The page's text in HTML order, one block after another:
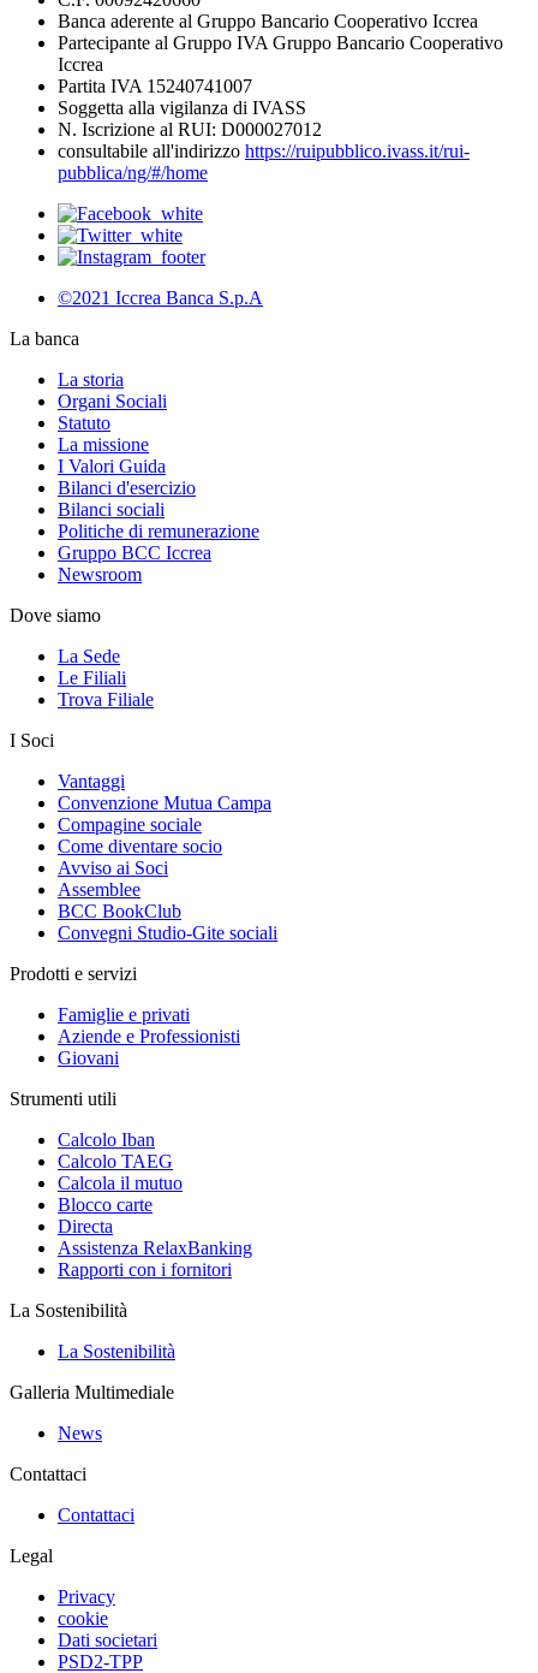
Banca aderente al Gruppo Bancario Cooperativo Iccrea
Partecipante al Gruppo IVA Gruppo Bancario Cooperativo
Iccrea
Partita IVA 15240741007
Soggetta alla vigilanza di IVASS
N. Iscrizione al RUI: D000027012
consultabile all'indirizzo https://ruipubblico.ivass.it/rui-
pubblica/ng/#/home
©2021 Iccrea Banca S.p.A
La banca
La storia
Organi Sociali
Statuto
La missione
I Valori Guida
Bilanci d'esercizio
Bilanci sociali
Politiche di remunerazione
Gruppo BCC Iccrea
Newsroom
Dove siamo
La Sede
Le Filiali
Trova Filiale
I Soci
Vantaggi
Convenzione Mutua Campa
Compagine sociale
Come diventare socio
Avviso ai Soci
Assemblee
BCC BookClub
Convegni Studio-Gite sociali
Prodotti e servizi
Famiglie e privati
Aziende e Professionisti
Giovani
Strumenti utili
Calcolo Iban
Calcolo TAEG
Calcola il mutuo
Blocco carte
Directa
Assistenza RelaxBanking
Rapporti con i fornitori
La Sostenibilità
La Sostenibilità
Galleria Multimediale
News
Contattaci
Contattaci
Legal
Privacy
cookie
Dati societari
PSD2-TPP